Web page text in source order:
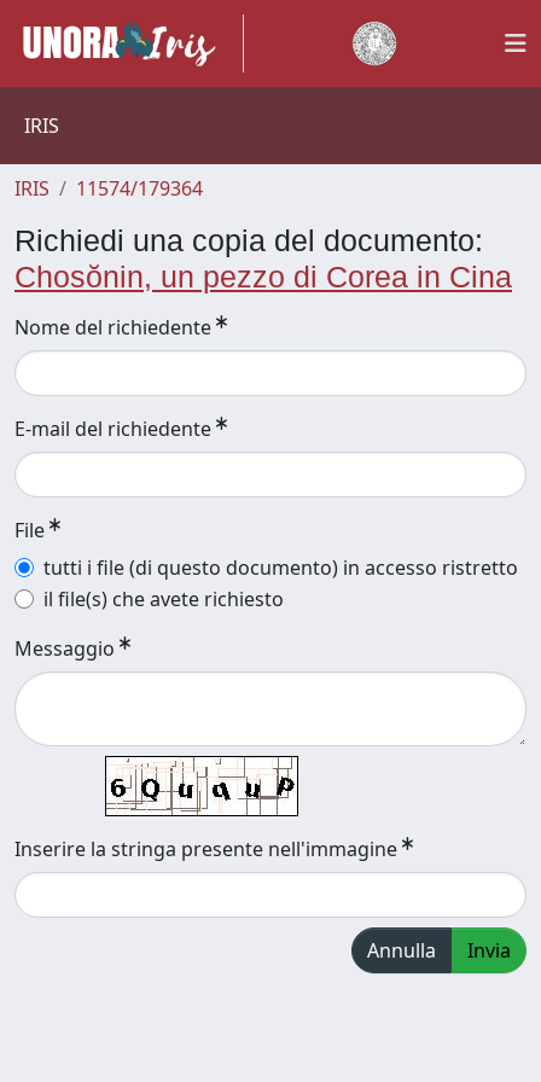
IRIS
IRIS 11574/179364
Richiedi una copia del documento:
Chosŏnin, un pezzo di Corea in Cina
Nome del richiedente
E-mail del richiedente
File
tutti i file (di questo documento) in accesso ristretto
il file(s) che avete richiesto
Messaggio
Inserire la stringa presente nell'immagine
Annulla Invia